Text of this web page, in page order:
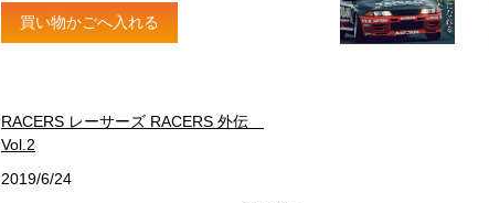
買い物かごへ入れる
RACERS レーサーズ RACERS 外伝
Vol.2
2019/6/24